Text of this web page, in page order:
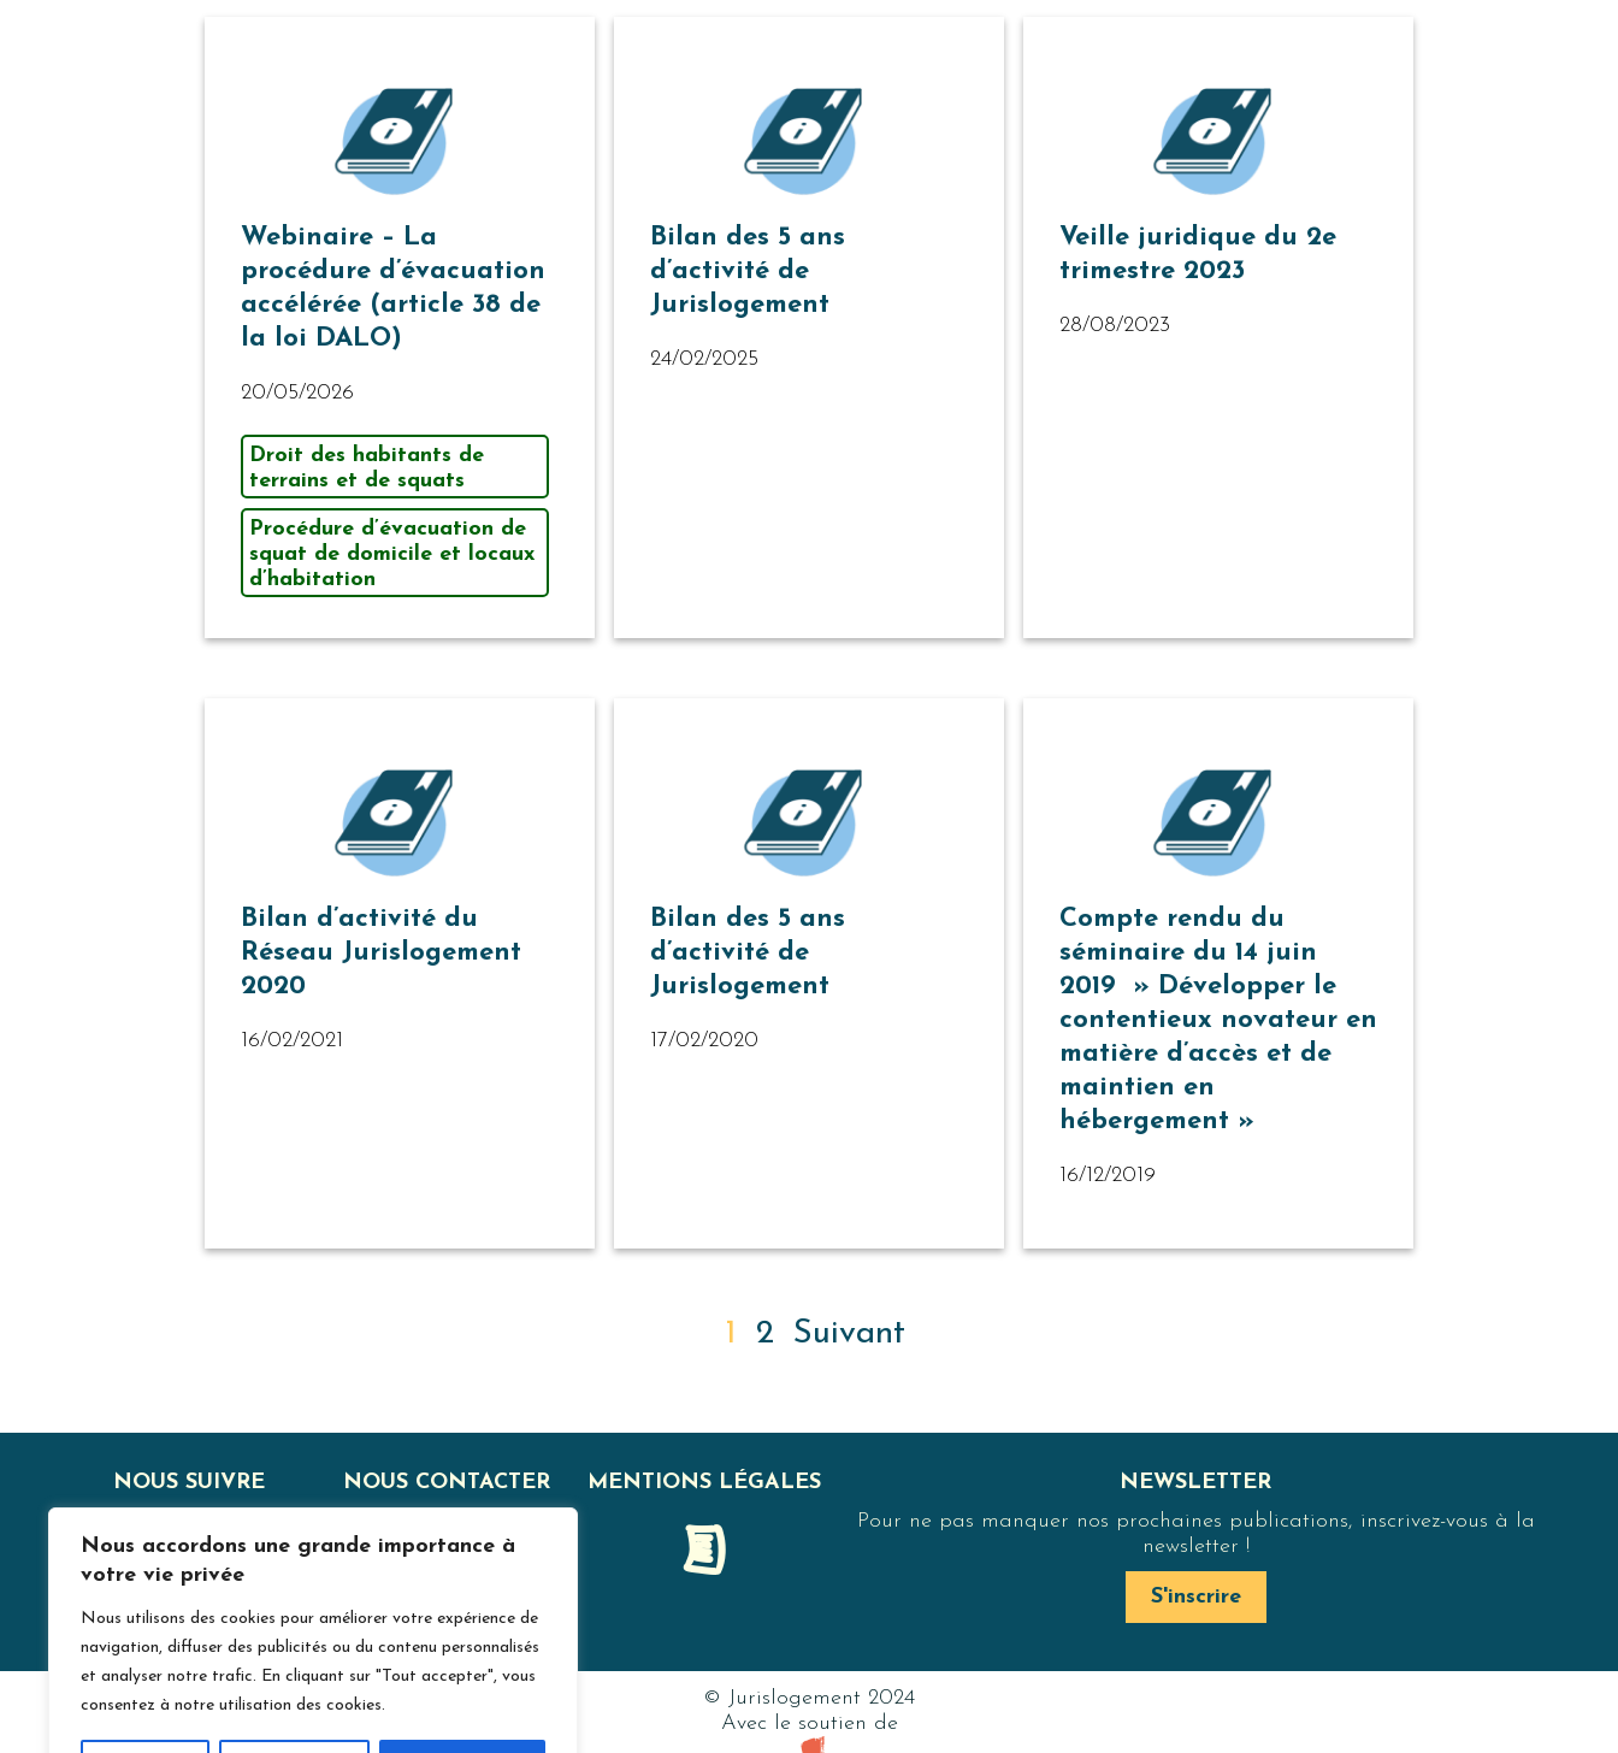
Nous accordons une grande importance à
votre vie privée
Nous utilisons des cookies pour améliorer votre expérience de
navigation, diffuser des publicités ou du contenu personnalisés
et analyser notre trafic. En cliquant sur "Tout accepter", vous
consentez à notre utilisation des cookies.
Webinaire – La
procédure d’évacuation
accélérée (article 38 de
la loi DALO)
20/05/2026
Droit des habitants de
terrains et de squats
Procédure d’évacuation de
squat de domicile et locaux
d’habitation
Bilan des 5 ans
d’activité de
Jurislogement
24/02/2025
Veille juridique du 2e
trimestre 2023
28/08/2023
Bilan d’activité du
Réseau Jurislogement
2020
16/02/2021
Bilan des 5 ans
d’activité de
Jurislogement
17/02/2020
Compte rendu du
séminaire du 14 juin
2019 » Développer le
contentieux novateur en
matière d’accès et de
maintien en
hébergement »
16/12/2019
PUBLICATIONS
1 2 Suivant
NOUS SUIVRE NOUS CONTACTER
J
MENTIONS LÉGALES
F
NEWSLETTER
Pour ne pas manquer nos prochaines publications, inscrivez-vous à la
newsletter !
S'inscrire
© Jurislogement 2024
Avec le soutien de